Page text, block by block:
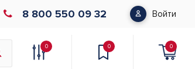
8 800 550 09 32 Войти
0 0 0